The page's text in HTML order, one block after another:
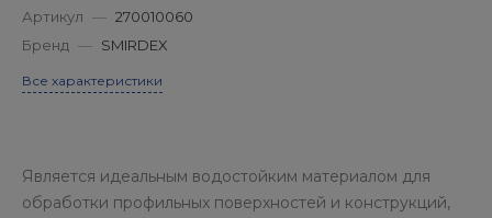
Артикул — 270010060
Бренд — SMIRDEX
Все характеристики
Является идеальным водостойким материалом для
обработки профильных поверхностей и конструкций,